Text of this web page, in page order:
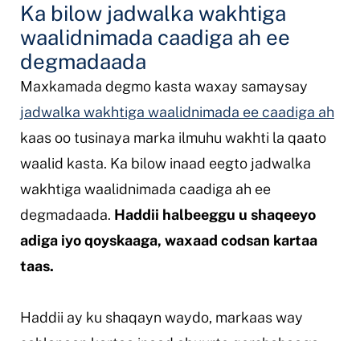
Ka bilow jadwalka wakhtiga
waalidnimada caadiga ah ee
degmadaada
Maxkamada degmo kasta waxay samaysay
jadwalka wakhtiga waalidnimada ee caadiga ah
kaas oo tusinaya marka ilmuhu wakhti la qaato
waalid kasta. Ka bilow inaad eegto jadwalka
wakhtiga waalidnimada caadiga ah ee
degmadaada. Haddii halbeeggu u shaqeeyo
adiga iyo qoyskaaga, waxaad codsan kartaa
taas.
Haddii ay ku shaqayn waydo, markaas way